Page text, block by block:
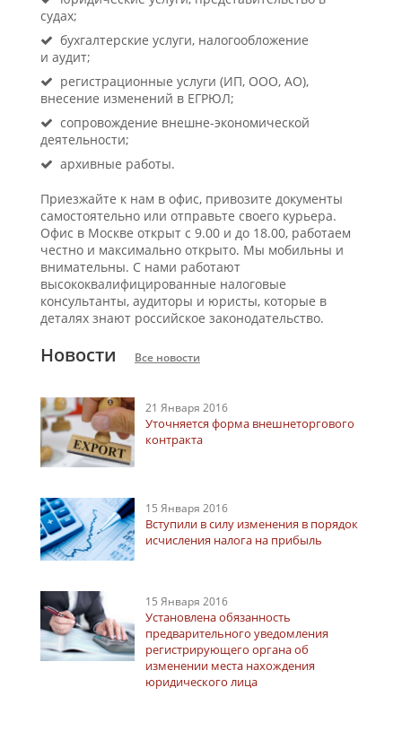
судах;
бухгалтерские услуги, налогообложение
и аудит;
регистрационные услуги (ИП, ООО, АО),
внесение изменений в ЕГРЮЛ;
сопровождение внешне-экономической
деятельности;
архивные работы.
Приезжайте к нам в офис, привозите документы
самостоятельно или отправьте своего курьера.
Офис в Москве открыт с 9.00 и до 18.00, работаем
честно и максимально открыто. Мы мобильны и
внимательны. С нами работают
высококвалифицированные налоговые
консультанты, аудиторы и юристы, которые в
деталях знают российское законодательство.
Новости Все новости
21 Января 2016
Уточняется форма внешнеторгового
контракта
15 Января 2016
Вступили в силу изменения в порядок
исчисления налога на прибыль
15 Января 2016
Установлена обязанность
предварительного уведомления
регистрирующего органа об
изменении места нахождения
юридического лица